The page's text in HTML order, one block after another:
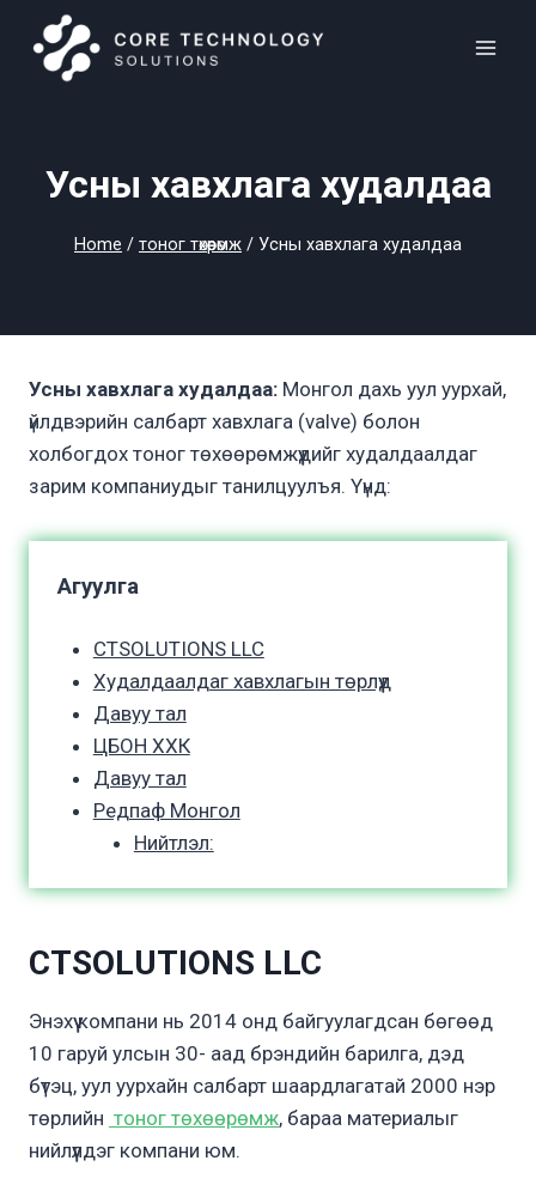
content
Усны хавхлага худалдаа
Home / тоног төхөөрөмж / Усны хавхлага худалдаа
Усны хавхлага худалдаа: Монгол дахь уул уурхай,
үйлдвэрийн салбарт хавхлага (valve) болон
холбогдох тоног төхөөрөмжүүдийг худалдаалдаг
зарим компаниудыг танилцуулъя. Үүнд:
Агуулга
CTSOLUTIONS LLC
Худалдаалдаг хавхлагын төрлүүд
Давуу тал
ЦБОН ХХК
Давуу тал
Редпаф Монгол
Нийтлэл:
CTSOLUTIONS LLC
Энэхүү компани нь 2014 онд байгуулагдсан бөгөөд
10 гаруй улсын 30- аад брэндийн барилга, дэд
бүтэц, уул уурхайн салбарт шаардлагатай 2000 нэр
төрлийн тоног төхөөрөмж, бараа материалыг
нийлүүлдэг компани юм.